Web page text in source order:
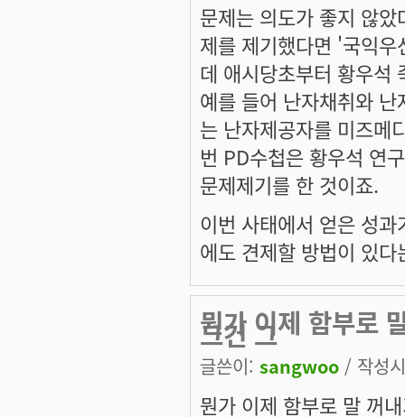
문제는 의도가 좋지 않
제를 제기했다면 '국익
데 애시당초부터 황우석
예를 들어 난자채취와 난
는 난자제공자를 미즈메
번 PD수첩은 황우석 연
문제제기를 한 것이죠.
이번 사태에서 얻은 성
에도 견제할 방법이 있
뭔가 이제 함부로
그건 그
글쓴이: sangwoo / 작성
뭔가 이제 함부로 말 꺼